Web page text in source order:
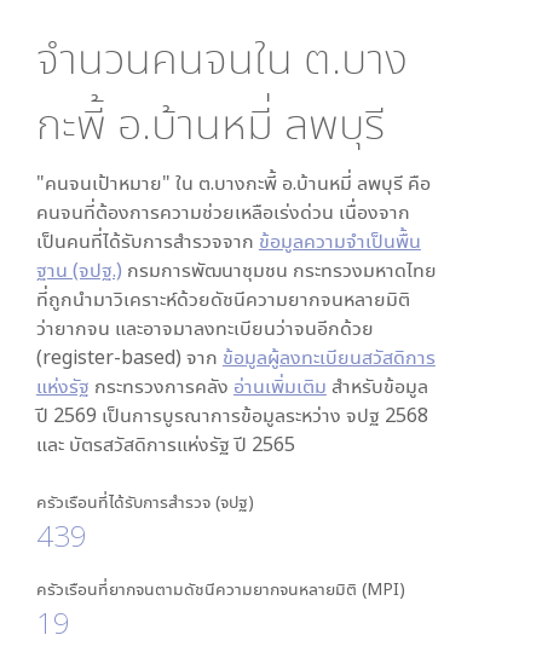
จำนวนคนจนใน ต.บาง
กะพี้ อ.บ้านหมี่ ลพบุรี
"คนจนเป้าหมาย" ใน ต.บางกะพี้ อ.บ้านหมี่ ลพบุรี คือ
คนจนที่ต้องการความช่วยเหลือเร่งด่วน เนื่องจาก
เป็นคนที่ได้รับการสำรวจจาก ข้อมูลความจำเป็นพื้น
ฐาน (จปฐ.) กรมการพัฒนาชุมชน กระทรวงมหาดไทย
ที่ถูกนำมาวิเคราะห์ด้วยดัชนีความยากจนหลายมิติ
ว่ายากจน และอาจมาลงทะเบียนว่าจนอีกด้วย
(register-based) จาก ข้อมูลผู้ลงทะเบียนสวัสดิการ
แห่งรัฐ กระทรวงการคลัง อ่านเพิ่มเติม สำหรับข้อมูล
ปี 2569 เป็นการบูรณาการข้อมูลระหว่าง จปฐ 2568
และ บัตรสวัสดิการแห่งรัฐ ปี 2565
ครัวเรือนที่ได้รับการสำรวจ (จปฐ)
439
ครัวเรือนที่ยากจนตามดัชนีความยากจนหลายมิติ (MPI)
19